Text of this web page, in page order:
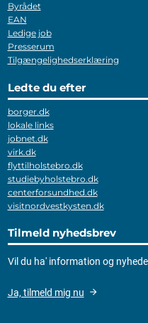
Byrådet
EAN
Ledige job
Presserum
Tilgængelighedserklæring
Ledte du efter
borger.dk
lokale links
jobnet.dk
virk.dk
flyttilholstebro.dk
studiebyholstebro.dk
centerforsundhed.dk
visitnordvestkysten.dk
Tilmeld nyhedsbrev
Vil du ha' information og
Ja, tilmeld mig nu